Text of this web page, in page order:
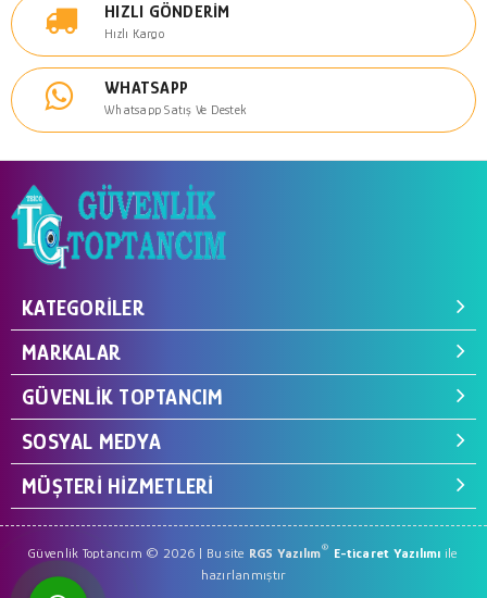
HIZLI GÖNDERIM
Hızlı Kargo
WHATSAPP
Whatsapp Satış Ve Destek
KATEGORILER
MARKALAR
GÜVENLIK TOPTANCIM
SOSYAL MEDYA
MÜŞTERI HIZMETLERI
Güvenlik Toptancım © 2026 | Bu site RGS Yazılım® E-ticaret Yazılımı ile
hazırlanmıştır